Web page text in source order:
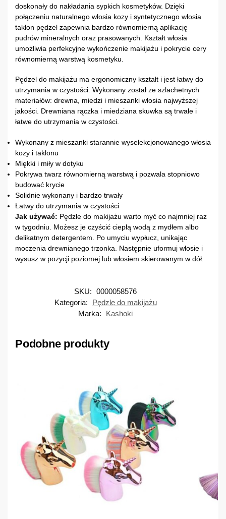
doskonały do nakładania sypkich kosmetyków. Dzięki
połączeniu naturalnego włosia kozy i syntetycznego włosia
taklon pędzel zapewnia bardzo równomierną aplikację
pudrów mineralnych oraz prasowanych. Kształt włosia
umożliwia perfekcyjne wykończenie makijażu i pokrycie cery
równomierną warstwą kosmetyku.
Pędzel do makijażu ma ergonomiczny kształt i jest łatwy do
utrzymania w czystości. Wykonany został ze szlachetnych
materiałów: drewna, miedzi i mieszanki włosia najwyższej
jakości. Drewniana rączka i miedziana skuwka są trwałe i
łatwe do utrzymania w czystości.
Wykonany z mieszanki starannie wyselekcjonowanego włosia
kozy i taklonu
Miękki i miły w dotyku
Pokrywa twarz równomierną warstwą i pozwala stopniowo
budować krycie
Solidnie wykonany i bardzo trwały
Łatwy do utrzymania w czystości
Jak używać: Pędzle do makijażu warto myć co najmniej raz
w tygodniu. Możesz je czyścić ciepłą wodą z mydłem albo
delikatnym detergentem. Po umyciu wypłucz, unikając
moczenia drewnianego trzonka. Następnie uformuj włosie i
wysusz w pozycji poziomej lub włosiem skierowanym w dół.
SKU: 0000058576
Kategoria:
Pędzle do makijażu
Marka:
Kashoki
Podobne produkty